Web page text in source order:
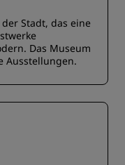
Stadt, das eine
Das Museum
Ausstellungen.